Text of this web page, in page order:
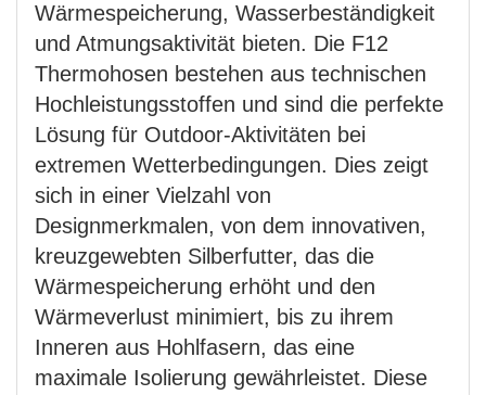
Wärmespeicherung, Wasserbeständigkeit
und Atmungsaktivität bieten. Die F12
Thermohosen bestehen aus technischen
Hochleistungsstoffen und sind die perfekte
Lösung für Outdoor-Aktivitäten bei
extremen Wetterbedingungen. Dies zeigt
sich in einer Vielzahl von
Designmerkmalen, von dem innovativen,
kreuzgewebten Silberfutter, das die
Wärmespeicherung erhöht und den
Wärmeverlust minimiert, bis zu ihrem
Inneren aus Hohlfasern, das eine
maximale Isolierung gewährleistet. Diese